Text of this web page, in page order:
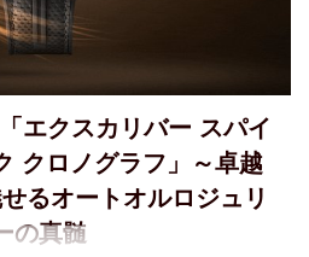
エクスカリバー スパイ
クロノグラフ」～卓越
るオートオルロジュリ
の真髄